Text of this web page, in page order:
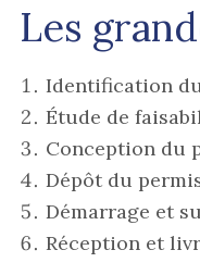
Les
Identification
Étude de
Conception du
Dépôt du
Démarrage et
Réception et